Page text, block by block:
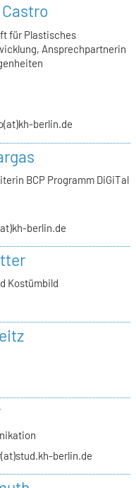
für Plastisches
Ansprechpartnerin
berlin.de
BCP Programm DiGiTal
berlin.de
Kostümbild
berlin.de